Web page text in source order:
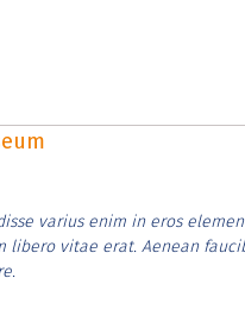
varius enim in eros
vitae erat. Aenean